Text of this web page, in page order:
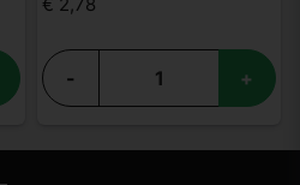
€ 2,78
- +